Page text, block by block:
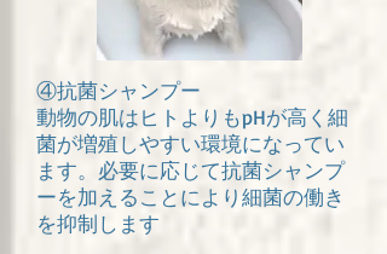
④抗菌シャンプー
動物の肌はヒトよりもpHが高く細
菌が増殖しやすい環境になってい
ます。必要に応じて抗菌シャンプ
ーを加えることにより細菌の働き
を抑制します